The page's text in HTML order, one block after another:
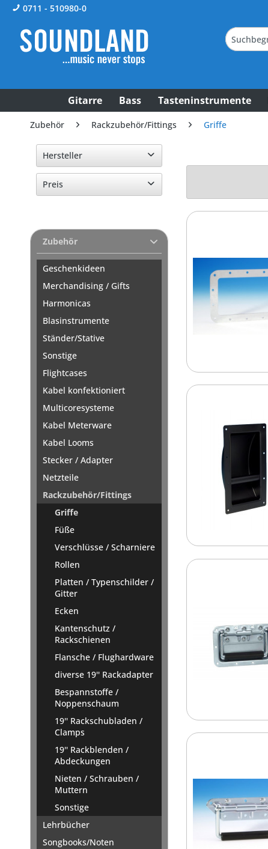
0711 - 510980-0
Gitarre Bass Tasteninstrumente
Zubehör Rackzubehör/Fittings Griffe
Hersteller
Adam Hall
Preis
Zubehör
Geschenkideen
Merchandising / Gifts
Harmonicas
Blasinstrumente
Ständer/Stative
Sonstige
Flightcases
Kabel konfektioniert
Multicoresysteme
Kabel Meterware
Kabel Looms
Stecker / Adapter
Netzteile
Rackzubehör/Fittings
Griffe
Füße
Verschlüsse / Scharniere
Rollen
Platten / Typenschilder /
Gitter
Ecken
Kantenschutz /
Rackschienen
Flansche / Flughardware
diverse 19'' Rackadapter
Bespannstoffe /
Noppenschaum
19'' Rackschubladen /
Clamps
19'' Rackblenden /
Abdeckungen
Nieten / Schrauben /
Muttern
Sonstige
Lehrbücher
Songbooks/Noten